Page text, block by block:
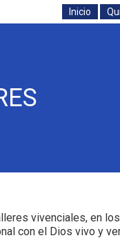
Inicio
vivenciales, en
con el Dios vivo y